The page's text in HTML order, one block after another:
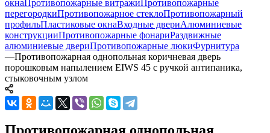
окнаПротивопожарные витражиПротивопожарные
перегородкиПротивопожарное стеклоПротивопожарный
профильПластиковые окнаВходные двериАлюминиевые
конструкцииПротивопожарные фонариРаздвижные
алюминиевые двериПротивопожарные люкиФурнитура
—Противопожарная однопольная коричневая дверь
порошковым напылением EIWS 45 с ручкой антипаника,
стыковочным узлом